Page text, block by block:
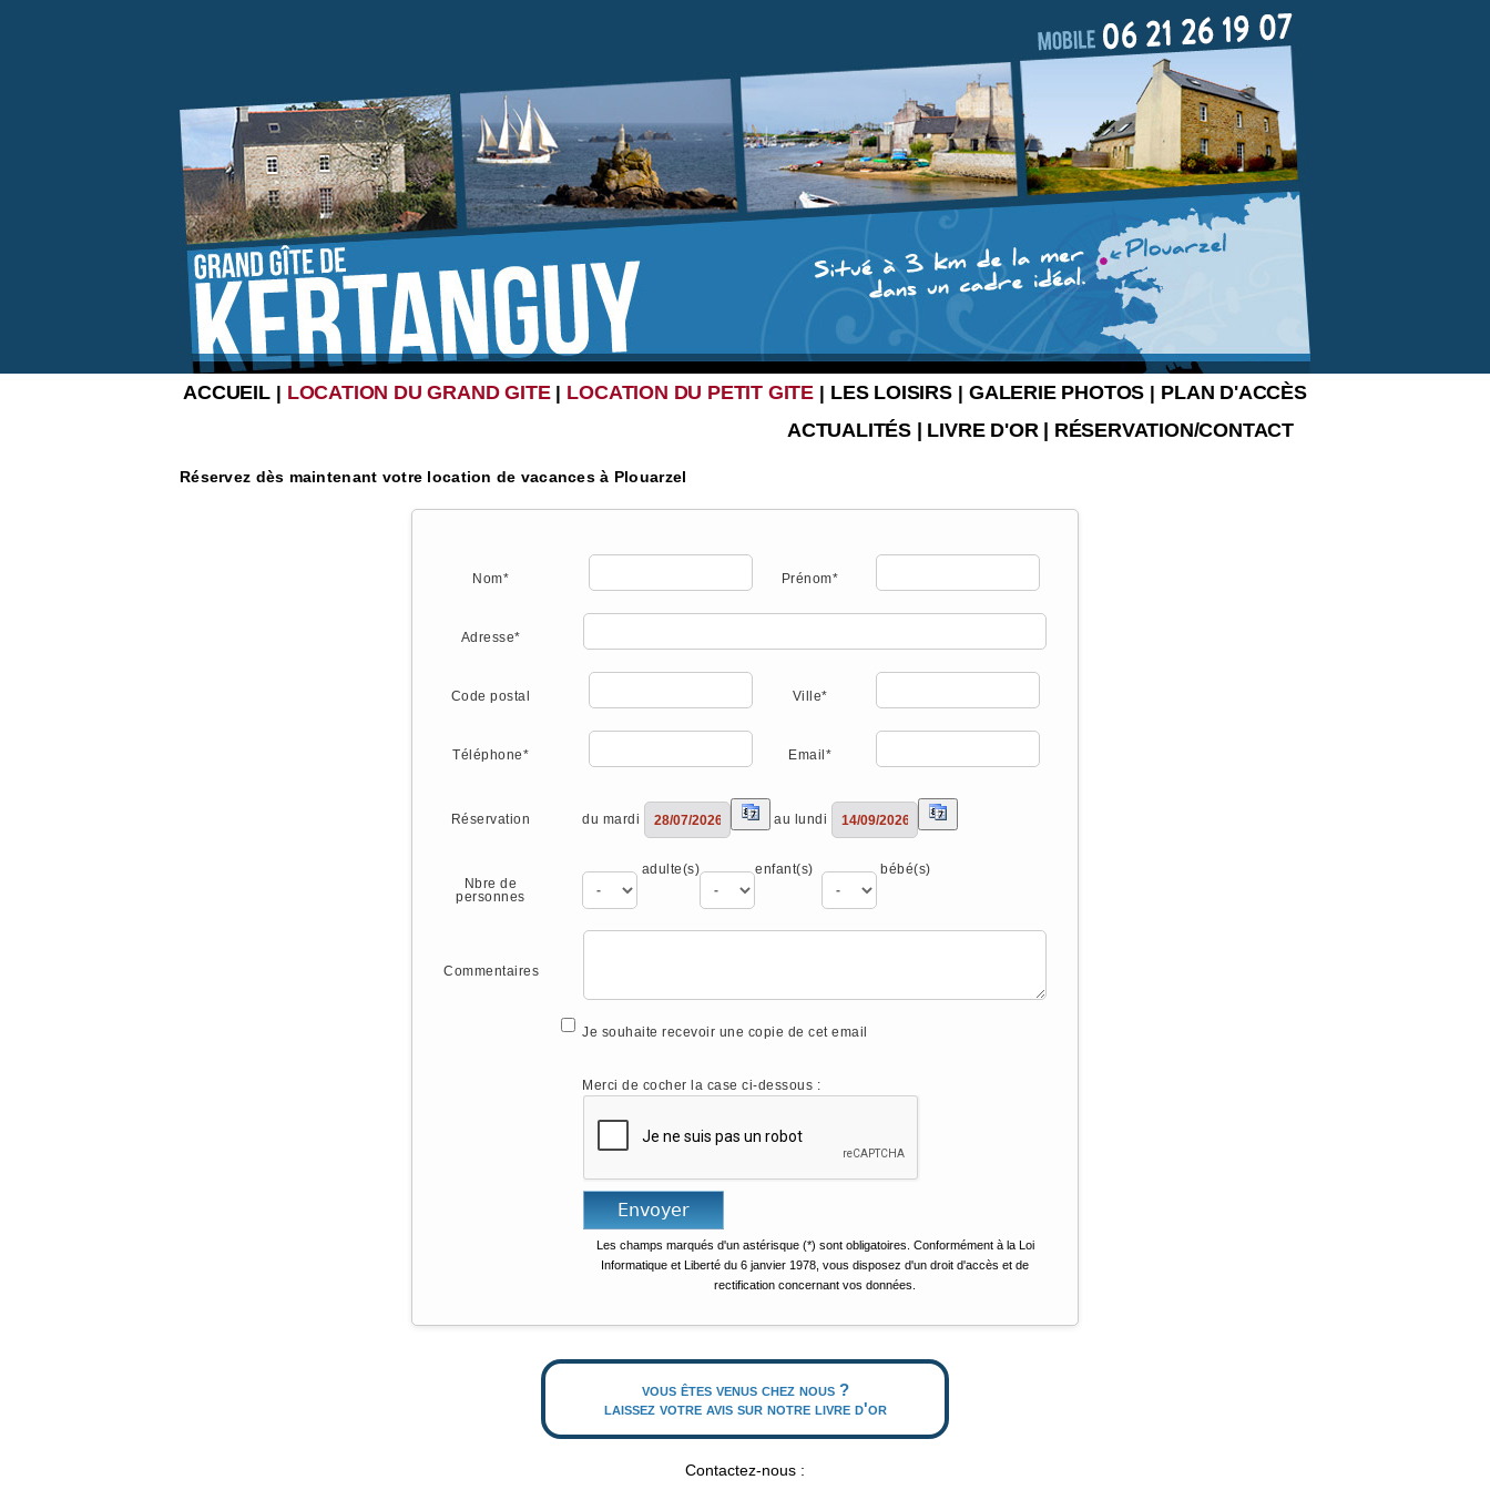
ACCUEIL| LOCATION DU GRAND GITE| LOCATION DU PETIT GITE | LES LOISIRS| GALERIE PHOTOS | PLAN D'ACCÈS
ACTUALITÉS| LIVRE D'OR| RÉSERVATION/CONTACT
Réservez dès maintenant votre location de vacances à Plouarzel
Nom* Prénom*
Adresse*
Code postal Ville*
Téléphone* Email*
Réservation du mardi au lundi
Nbre de
personnes
adulte(s) enfant(s) bébé(s)
Commentaires
Je souhaite recevoir une copie de cet email
Merci de cocher la case ci-dessous :
Les champs marqués d'un astérisque (*) sont obligatoires. Conformément à la Loi
Informatique et Liberté du 6 janvier 1978, vous disposez d'un droit d'accès et de
rectification concernant vos données.
vous êtes venus chez nous ?
laissez votre avis sur notre livre d'or
Contactez-nous :